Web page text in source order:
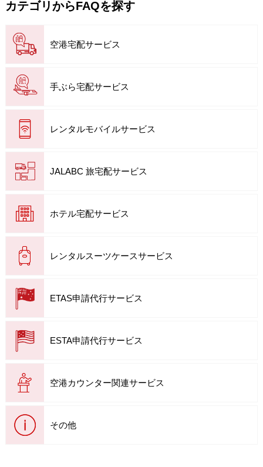
カテゴリからFAQを探す
空港宅配サービス
手ぶら宅配サービス
レンタルモバイルサービス
JALABC 旅宅配サービス
ホテル宅配サービス
レンタルスーツケースサービス
ETAS申請代行サービス
ESTA申請代行サービス
空港カウンター関連サービス
その他